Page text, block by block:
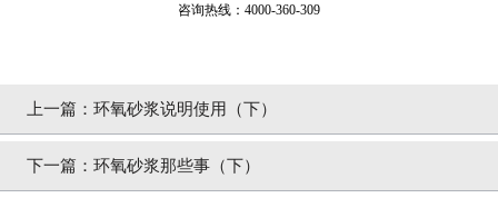
咨询热线：4000-360-309
上一篇： 环氧砂浆说明使用（下）
下一篇： 环氧砂浆那些事（下）